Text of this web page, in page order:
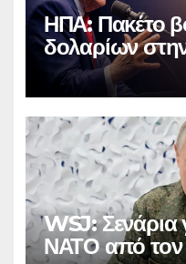
ΗΠΑ: Πακέτο
δολαρίων
WSJ: Σενάρια
ΝΑΤΟ από τον